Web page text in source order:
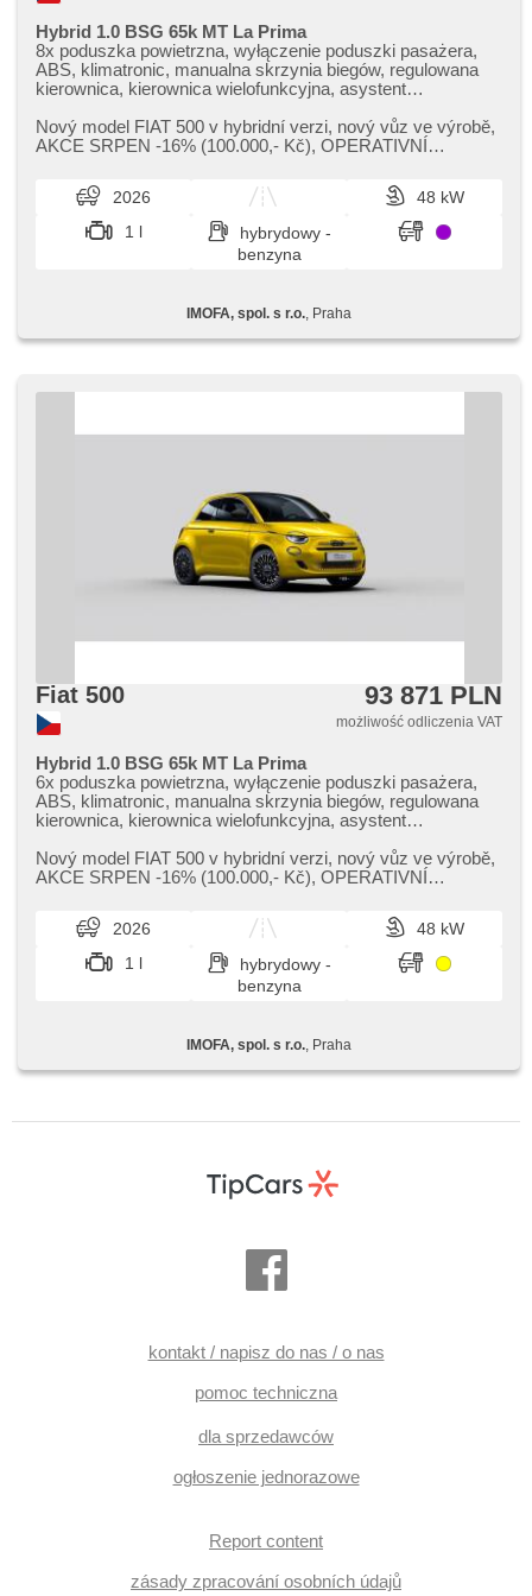
Hybrid 1.0 BSG 65k MT La Prima
8x poduszka powietrzna, wyłączenie poduszki pasażera,
ABS, klimatronic, manualna skrzynia biegów, regulowana
kierownica, kierownica wielofunkcyjna, asystent
fotele regulowane, wspomaganie układu kierowniczego, el.
opuszczane przednie szyby, termometr zewnętrzny,
felgi aluminiowe, halogeny, komputer pokładowy,
przeciwpoślizgowy system kół (ASR), nawigacja satelitarna,
czujnik deszczu, czujnik reflektorów, stabilizacja podwozia
(ESP), przyciemniane szyby, wycieraczka tylna, start-stop
systém, światła do jazdy dziennej, tempomat dotrzymujący
dotykové ovládání palubního počítače, hlasové ovládání
palubního počítače, asistent jízdy v koloně, nouzové brzdění
Nový model FIAT 500 v hybridní verzi,​ nový vůz ve výrobě,​
AKCE SRPEN ​-16% (100.000,​​- Kč),​ OPERATIVNÍ
2026
48 kW
1 l
hybrydowy -
benzyna
IMOFA, spol. s r.o. , Praha
Fiat 500 93 871 PLN
możliwość odliczenia VAT
Hybrid 1.0 BSG 65k MT La Prima
6x poduszka powietrzna, wyłączenie poduszki pasażera,
ABS, klimatronic, manualna skrzynia biegów, regulowana
kierownica, kierownica wielofunkcyjna, asystent
regulowane, wspomaganie układu kierowniczego,
skórzanna tapicerka, el. opuszczane przednie szyby,
el. lusterka, podgrzewane lusterka, felgi aluminiowe,
halogeny, komputer pokładowy, przeciwpoślizgowy system
kół (ASR), czujnik deszczu, czujnik reflektorów, stabilizacja
podwozia (ESP), szyberdach, dach panoramiczny,
tempomat dotrzymujący odległość, przyciemniane szyby,
bluetooth, digitální přístrojová deska, digitální přístrojový štít,
dotykové ovládání palubního počítače, hlasové ovládání
Nový model FIAT 500 v hybridní verzi,​ nový vůz ve výrobě,​
AKCE SRPEN ​-16% (100.000,​​- Kč),​ OPERATIVNÍ
2026
48 kW
1 l
hybrydowy -
benzyna
IMOFA, spol. s r.o. , Praha
kontakt / napisz do nas / o nas
pomoc techniczna
dla sprzedawców
ogłoszenie jednorazowe
Report content
zásady zpracování osobních údajů